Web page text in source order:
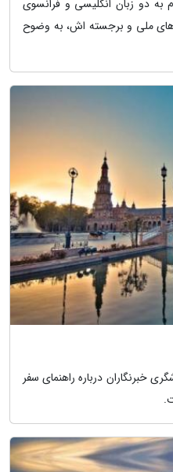
دو زبان انگلیسی و فرانسوی
های ملی و برجسته اش، به وضوح
خبرنگاران درباره راهنمای سفر